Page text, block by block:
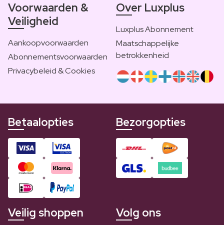
Voorwaarden &
Veiligheid
Aankoopvoorwaarden
Abonnementsvoorwaarden
Privacybeleid & Cookies
Over Luxplus
Luxplus Abonnement
Maatschappelijke
betrokkenheid
Betaalopties Bezorgopties
Veilig shoppen Volg ons